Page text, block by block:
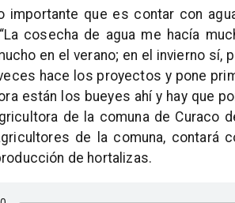
importante que es contar con
cosecha de agua me hacía
en el verano; en el invierno sí,
hace los proyectos y pone
están los bueyes ahí y hay que
de la comuna de Curaco
de la comuna, contará
de hortalizas.